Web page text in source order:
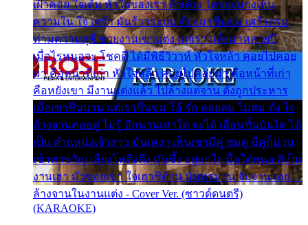
เฝ้าคอย ใจเต้น หัวใจของเรา ลำเค็ญ ใครจะมองเห็น
ความใน ใจ เศร้า มันร้าวระบม ต้องมาขื่นขม เศร้าตรม
ท่ามความสุขี ช่วยงานเขาแต่ง แต่เรา แล้งมาหลายปี
เมื่อไรหนอจะ โชคดี ได้มีพิธีวิวาห์ หัวใจหล้า คอยไปคอย
มา คือหน้าที่เก่า หัวใจหล้า คอยไปคอยมา คือหน้าที่เก่า
คือหยังเขา มีงานแต่งแล้ว ไปล้างแต่จาน ดั่งถูกประหาร
เมื่อเขาชื่นบาน แต่เราขื่นขม โอ้ รัก ลอยลม ไม่สม ดัง ใจ
ล้างจานคอยคู่ ไม่รู้ อีกนานเท่าใด จะได้ เลื่อนขั้นบันได ได้
เป็น ตำแหน่งเจ้าสาว มันเหงา เห็นเขามีคู่ ซมดู มีคู่ก็ม่วน
เข้าพาขวัญ เสียงโห่ตึงตึง มันซึ้ง อยู่แก่ใจ มื้อใด๋หนอ สิเป็น
งานเฮา มัวซอยเขา ใจเฮาซิด้าน มันทรมาน จับจาน เอย…
ล้างจานในงานแต่ง - Cover Ver. (ซาวด์ดนตรี)
(KARAOKE)